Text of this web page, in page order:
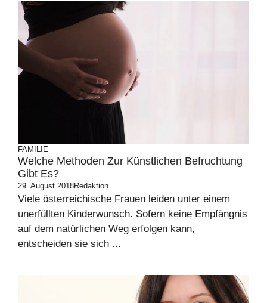
FAMILIE
Welche Methoden Zur Künstlichen Befruchtung
Gibt Es?
29. August 2018Redaktion
Viele österreichische Frauen leiden unter einem
unerfüllten Kinderwunsch. Sofern keine Empfängnis
auf dem natürlichen Weg erfolgen kann,
entscheiden sie sich ...